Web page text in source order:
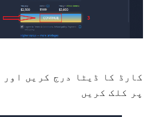
کارڈ کا ڈیٹا درج کریں اور
پر کلک کریں